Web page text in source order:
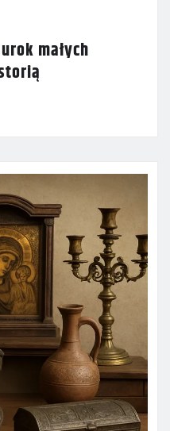
małych